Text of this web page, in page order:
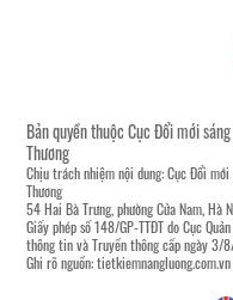
Bản quyền thuộc Cục Đổi mới
Thương
Chịu trách nhiệm nội dung: Cục Đổi mới
Thương
54 Hai Bà Trưng, phường Cửa Nam, Hà
Giấy phép số 148/GP-TTĐT do Cục
thông tin và Truyền thông cấp ngày 3/
Ghi rõ nguồn:tietkiemnangluong.com.vn